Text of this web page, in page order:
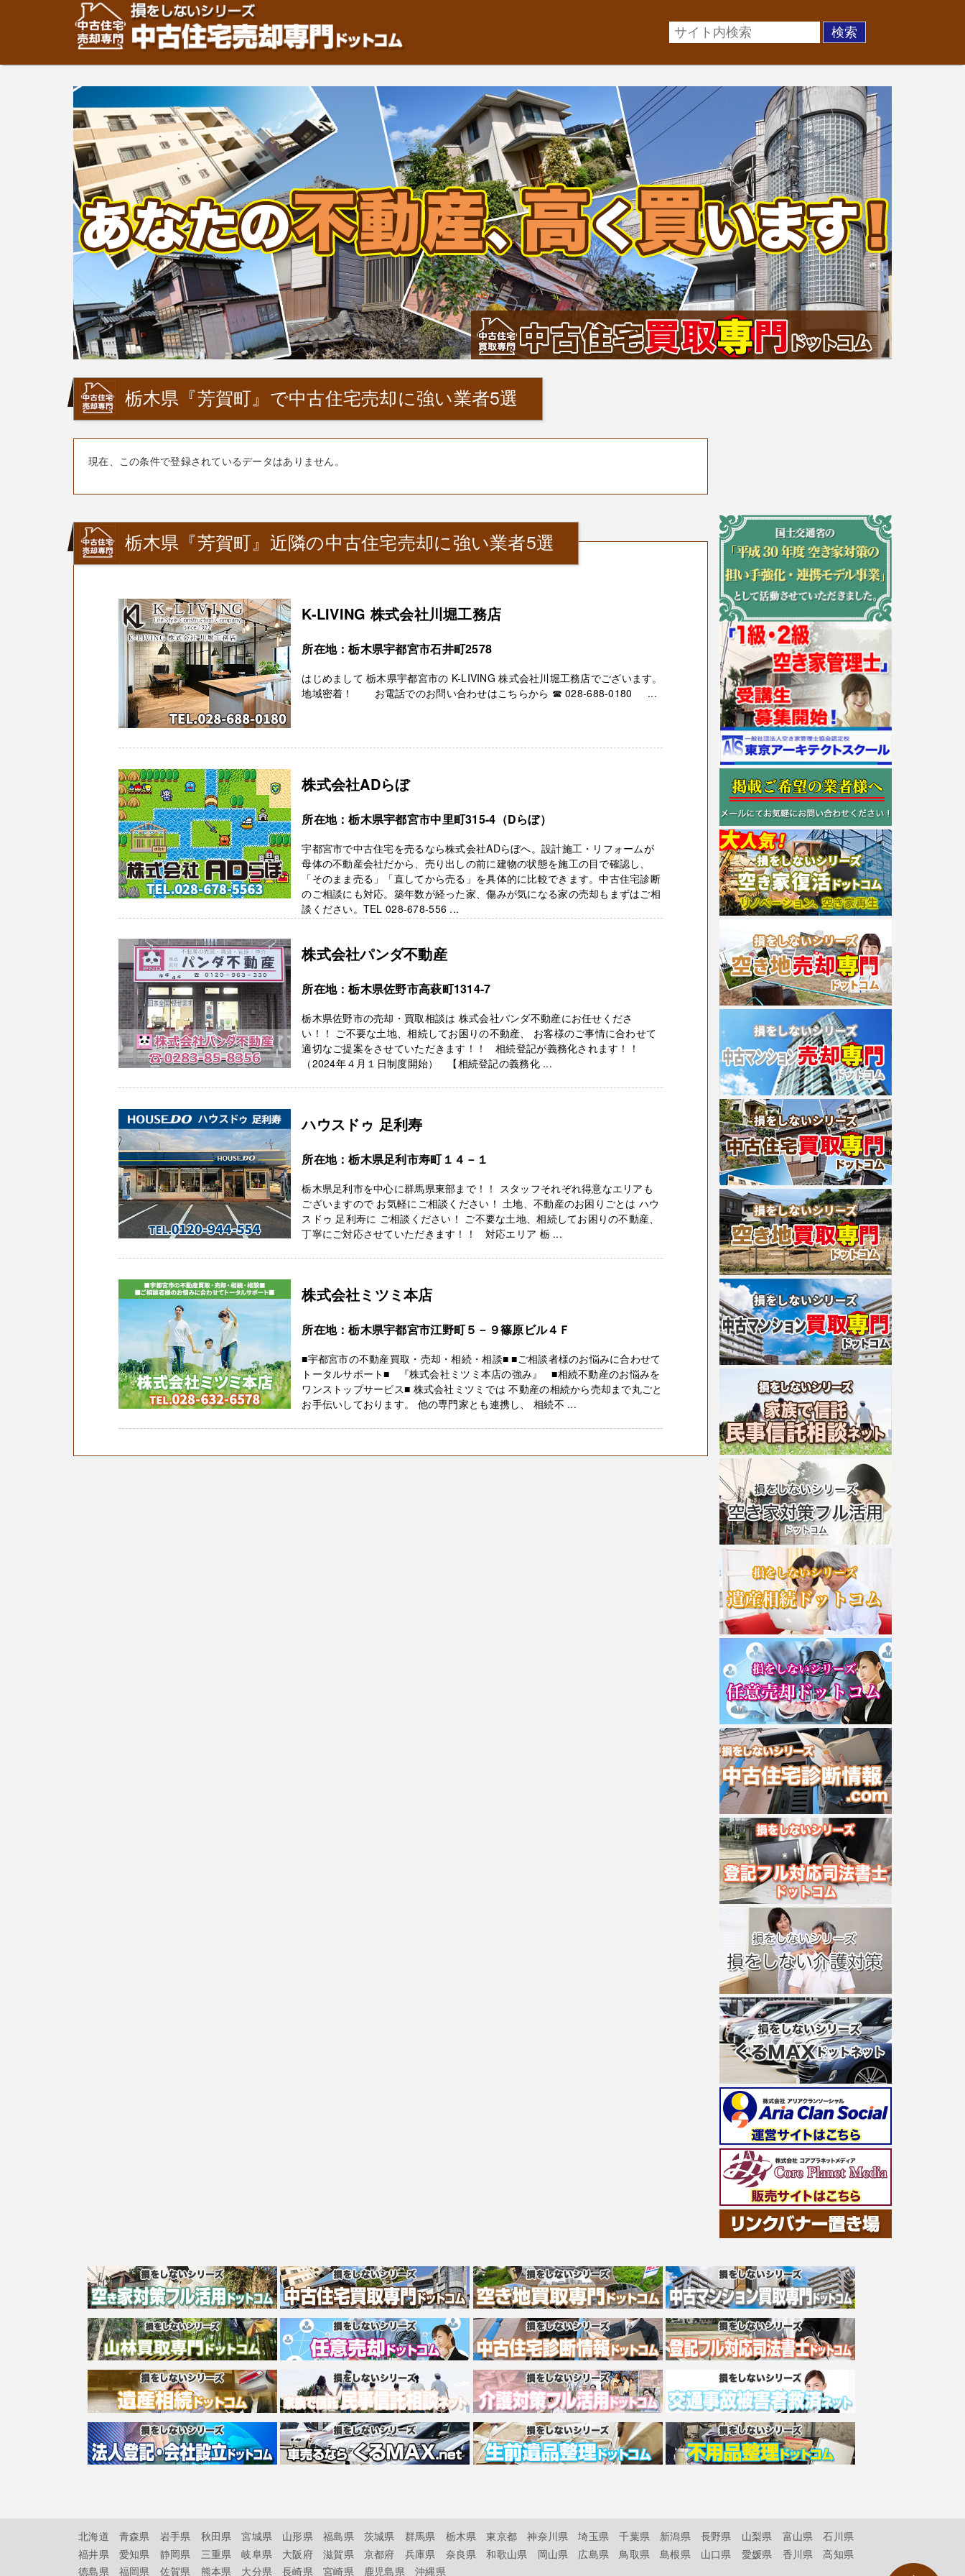
住宅・建物の「売却」は「個人」の方々が、「買取」は不動産や開発等の「業者」が物件を買います。一般的に「売却」は時間はかかるが相場に準じた売却金額、「買取」は短期ではあるが相場より
安めの売却金額と言われています。住宅・建物の売却をご検討中の方はお気軽にご相談ください。中古住宅、相続不動産など、不動産売却のお悩みを全国の専門家が解決致します！
栃木県『芳賀町』で中古住宅売却に強い業者5選
現在、この条件で登録されているデータはありません。
栃木県『芳賀町』近隣の中古住宅売却に強い業者5選
K-LIVING 株式会社川堀工務店
所在地：栃木県宇都宮市石井町2578
はじめまして 栃木県宇都宮市の K-LIVING 株式会社川堀工務店でございます。
地域密着！ お電話でのお問い合わせはこちらから ☎ 028-688-0180 ...
株式会社ADらぼ
所在地：栃木県宇都宮市中里町315-4（Dらぼ）
宇都宮市で中古住宅を売るなら株式会社ADらぼへ。設計施工・リフォームが
母体の不動産会社だから、売り出しの前に建物の状態を施工の目で確認し、
「そのまま売る」「直してから売る」を具体的に比較できます。中古住宅診断
のご相談にも対応。築年数が経った家、傷みが気になる家の売却もまずはご相
談ください。TEL 028-678-556 ...
株式会社パンダ不動産
所在地：栃木県佐野市高萩町1314-7
栃木県佐野市の売却・買取相談は 株式会社パンダ不動産にお任せくださ
い！！ ご不要な土地、相続してお困りの不動産、 お客様のご事情に合わせて
適切なご提案をさせていただきます！！ 相続登記が義務化されます！！
（2024年４月１日制度開始） 【相続登記の義務化 ...
ハウスドゥ 足利寿
所在地：栃木県足利市寿町１４－１
栃木県足利市を中心に群馬県東部まで！！ スタッフそれぞれ得意なエリアも
ございますので お気軽にご相談ください！ 土地、不動産のお困りごとは ハウ
スドゥ 足利寿に ご相談ください！ ご不要な土地、相続してお困りの不動産、
丁寧にご対応させていただきます！！ 対応エリア 栃 ...
株式会社ミツミ本店
所在地：栃木県宇都宮市江野町５－９篠原ビル４Ｆ
■宇都宮市の不動産買取・売却・相続・相談■ ■ご相談者様のお悩みに合わせて
トータルサポート■ 『株式会社ミツミ本店の強み』 ■相続不動産のお悩みを
ワンストップサービス■ 株式会社ミツミでは 不動産の相続から売却まで丸ごと
お手伝いしております。 他の専門家とも連携し、 相続不 ...
北海道 青森県 岩手県 秋田県 宮城県 山形県 福島県 茨城県 群馬県 栃木県 東京都 神奈川県 埼玉県 千葉県 新潟県 長野県 山梨県 富山県
石川県
福井県
愛知県 静岡県 三重県 岐阜県 大阪府 滋賀県 京都府 兵庫県 奈良県 和歌山県 岡山県 広島県 鳥取県 島根県 山口県 愛媛県 香川県
高知県
徳島県
福岡県 佐賀県 熊本県 大分県 長崎県 宮崎県 鹿児島県 沖縄県